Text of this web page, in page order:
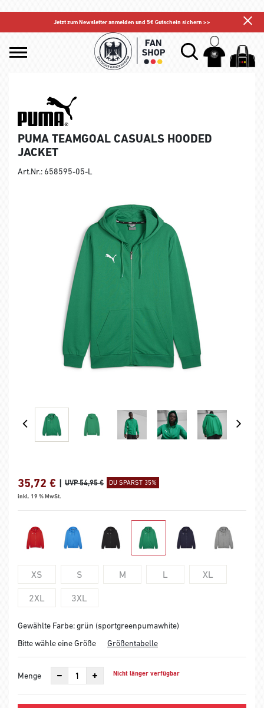
Jetzt zum Newsletter anmelden und 5€ Gutschein sichern >>
PUMA TEAMGOAL CASUALS HOODED
JACKET
Art.Nr.: 658595-05-L
35,72 € | UVP 54,95 € DU SPARST 35%
inkl. 19 % MwSt.
XS S M L XL
2XL 3XL
Gewählte Farbe: grün (sportgreenpumawhite)
Bitte wähle eine Größe
Größentabelle
Menge Nicht länger verfügbar